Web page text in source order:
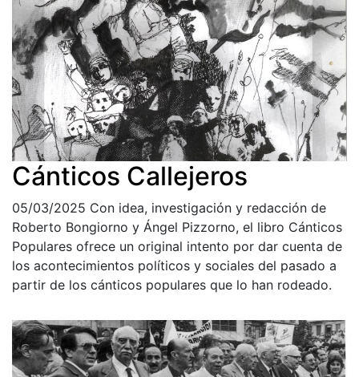
Cánticos Callejeros
05/03/2025 Con idea, investigación y redacción de
Roberto Bongiorno y Ángel Pizzorno, el libro Cánticos
Populares ofrece un original intento por dar cuenta de
los acontecimientos políticos y sociales del pasado a
partir de los cánticos populares que lo han rodeado.